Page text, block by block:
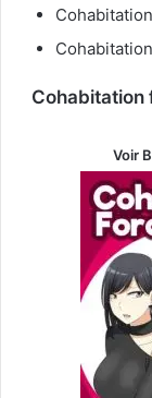
Cohabitation
Voir